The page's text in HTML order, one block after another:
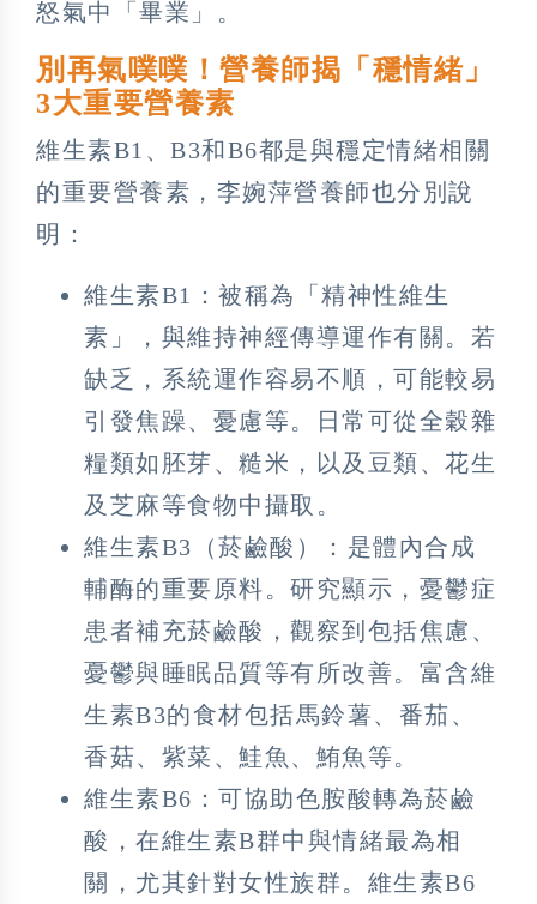
怒氣中「畢業」。
別再氣噗噗！營養師揭「穩情緒」
3大重要營養素
維生素B1、B3和B6都是與穩定情緒相關
的重要營養素，李婉萍營養師也分別說
明：
維生素B1：被稱為「精神性維生
素」，與維持神經傳導運作有關。若
缺乏，系統運作容易不順，可能較易
引發焦躁、憂慮等。日常可從全穀雜
糧類如胚芽、糙米，以及豆類、花生
及芝麻等食物中攝取。
維生素B3（菸鹼酸）：是體內合成
輔酶的重要原料。研究顯示，憂鬱症
患者補充菸鹼酸，觀察到包括焦慮、
憂鬱與睡眠品質等有所改善。富含維
生素B3的食材包括馬鈴薯、番茄、
香菇、紫菜、鮭魚、鮪魚等。
維生素B6：可協助色胺酸轉為菸鹼
酸，在維生素B群中與情緒最為相
關，尤其針對女性族群。維生素B6